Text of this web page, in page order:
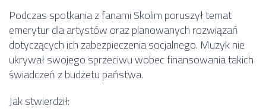
Podczas spotkania z fanami Skolim poruszył temat
emerytur dla artystów oraz planowanych rozwiązań
dotyczących ich zabezpieczenia socjalnego. Muzyk nie
ukrywał swojego sprzeciwu wobec finansowania takich
świadczeń z budżetu państwa.
Jak stwierdził: